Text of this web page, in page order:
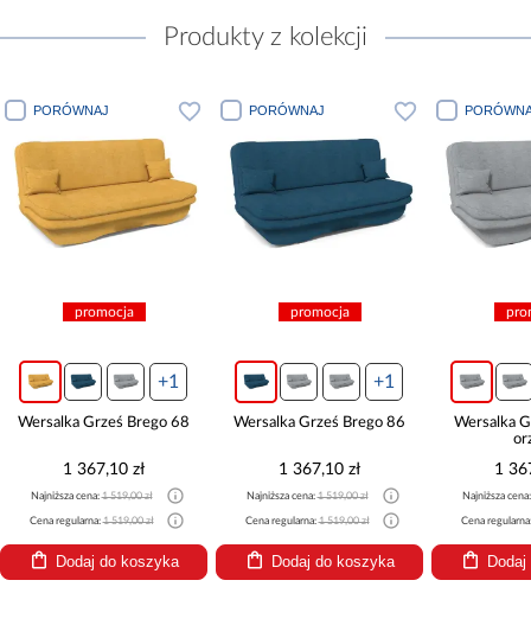
Produkty z kolekcji
PORÓWNAJ
promocja
+1
Wersalka Grześ Brego 68
1 367,10 zł
Najniższa cena:1 519,00 zł
Cena regularna:1 519,00 zł
Dodaj do koszyka
PORÓWNAJ
promocja
+1
Wersalka Grześ Brego 86
1 367,10 zł
Najniższa cena:1 519,00 zł
Cena regularna:1 519,00 zł
Dodaj do koszyka
Wersalka
1
Najniższa
Cena